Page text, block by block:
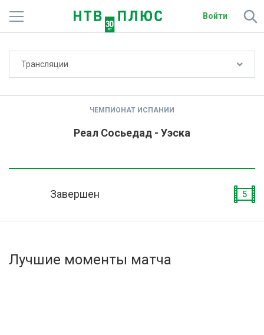
Войти
Активировать промокод
Трансляции
ЧЕМПИОНАТ ИСПАНИИ
Реал Сосьедад - Уэска
Завершен 5
Лучшие моменты матча